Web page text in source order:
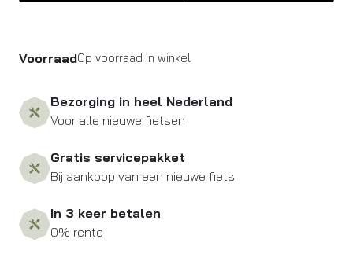
VoorraadOp voorraad in winkel
Bezorging in heel Nederland
Voor alle nieuwe fietsen
Gratis servicepakket
Bij aankoop van een nieuwe fiets
In 3 keer betalen
0% rente